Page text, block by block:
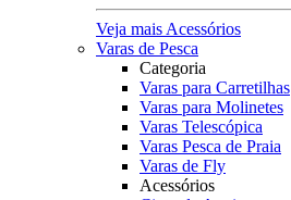
Veja mais Acessórios
Varas de Pesca
Categoria
Varas para Carretilhas
Varas para Molinetes
Varas Telescópica
Varas Pesca de Praia
Varas de Fly
Acessórios